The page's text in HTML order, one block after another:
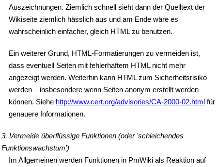
Auszeichnungen. Ziemlich schnell sieht dann der Quelltext der
Wikiseite ziemlich hässlich aus und am Ende wäre es
wahrscheinlich einfacher, gleich HTML zu benutzen.
Ein weiterer Grund, HTML-Formatierungen zu vermeiden ist,
dass eventuell Seiten mit fehlerhaftem HTML nicht mehr
angezeigt werden. Weiterhin kann HTML zum Sicherheitsrisiko
werden – insbesondere wenn Seiten anonym erstellt werden
können. Siehe http://www.cert.org/advisories/CA-2000-02.html für
genauere Informationen.
3. Vermeide überflüssige Funktionen (oder 'schleichendes
Funktionswachstum')
Im Allgemeinen werden Funktionen in PmWiki als Reaktion auf